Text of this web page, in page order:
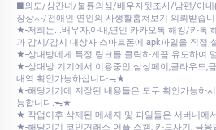
■외도/상간녀/불륜의심/배우자뒷조사/남편/아
장상사/전애인 연인의 사생활훔쳐보기 의뢰받습
★-저희는...배우자,아내,연인 카카오톡 해킹/카톡
과 감시/감시 대상자 스마트폰에 apk파일을 직
★-상대방에게 특정 링크를 클릭하게끔 유도하여
★-상대방 기기에서 이용중인 삼성페이,클라우드,
내역 확인가능하십니다ᯓ★
★-해당기기에 저장된 내용들은 모두 확인가능하
능합니다.ᯓ★
★-작업이후 삭제된 메세지 및 파일들은 서버내
★-해당기기 코인거래소 어플 스캠, 카드사기, 금